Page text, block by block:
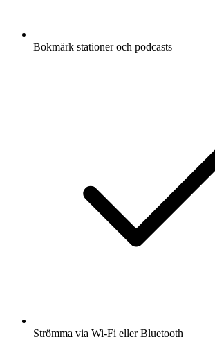
Bokmärk stationer och podcasts
Strömma via Wi-Fi eller Bluetooth